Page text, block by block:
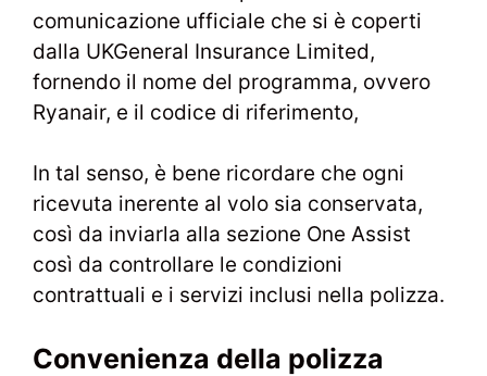
comunicazione ufficiale che si è coperti
dalla UKGeneral Insurance Limited,
fornendo il nome del programma, ovvero
Ryanair, e il codice di riferimento,
In tal senso, è bene ricordare che ogni
ricevuta inerente al volo sia conservata,
così da inviarla alla sezione One Assist
così da controllare le condizioni
contrattuali e i servizi inclusi nella polizza.
Convenienza della polizza